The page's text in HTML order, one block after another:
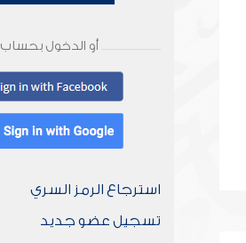
أو الدخول بحساب
استرجاع الرمز السري
تسجيل عضو جديد